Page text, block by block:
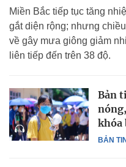
Miền Bắc tiếp tục tăng
gắt diện rộng; nhưng
về gây mưa giông giảm
liên tiếp đến trên 38 độ.
BẢN
Bản
khóa